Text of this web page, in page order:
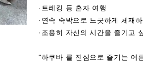
·트레킹 등 혼자 여행
·연속 숙박으로 느긋하게 체재
·조용히 자신의 시간을 즐기고
"하쿠바 를 진심으로 즐기는 어